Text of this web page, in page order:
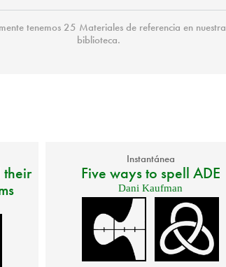
tenemos 25 Materiales de referencia en nuestra
biblioteca.
their
Instantánea
Five ways to spell ADE
Dani Kaufman